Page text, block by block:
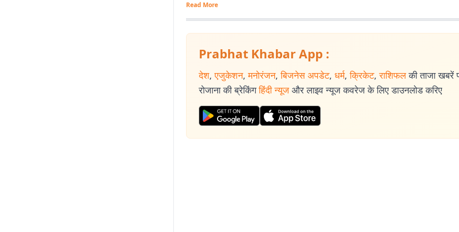
Read More
Prabhat Khabar App :
देश, एजुकेशन, मनोरंजन, बिजनेस अपडेट, धर्म, क्रिकेट, राशिफल की ताजा खबरें
रोजाना की ब्रेकिंग हिंदी न्यूज और लाइव न्यूज कवरेज के लिए डाउनलोड करिए